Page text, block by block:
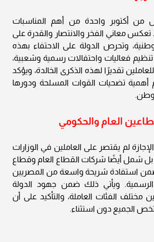
من أكتوبر واحدة من أهم المناسبات
تعكس معاني الفخر والانتصار والقدرة على
وتحرص الدولة على الاحتفاء بهذه
تنظيم فعاليات واحتفالات رسمية وشعبية،
تقديرًا لهذه الذكرى الخالدة، ويؤكد
أهمية تضحيات القوات المسلحة ودورها
العام والحكومي
لم يقتصر على العاملين في الوزارات
بل شمل أيضًا شركات القطاع العام وقطاع
يضمن استفادة شريحة واسعة من المصريين
ويأتي ذلك ضمن جهود الدولة
مختلف الفئات العاملة، والتأكيد على أن
الجميع دون استثناء.